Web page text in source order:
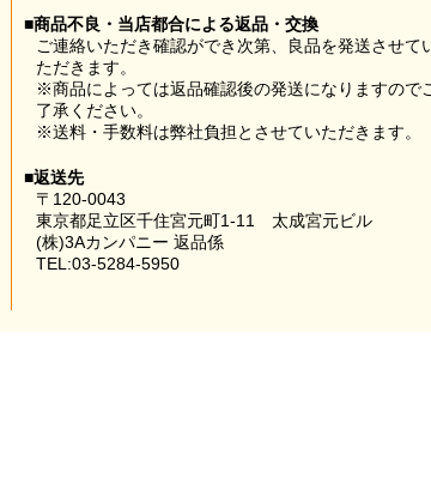
■商品不良・当店都合による返品・交換
ご連絡いただき確認ができ次第、良品を発送させて
ただきます。
※商品によっては返品確認後の発送になりますので
了承ください。
※送料・手数料は弊社負担とさせていただきます。
■返送先
〒120-0043
東京都足立区千住宮元町1-11 太成宮元ビル
(株)3Aカンパニー 返品係
TEL:03-5284-5950